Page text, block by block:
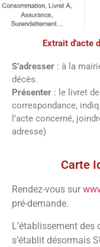
Faîtes
site en
Extrait d'acte
S’adresser : à la
décès.
Présenter : le livret
correspondance,
l’acte concerné,
adresse)
Carte
Rendez-vous sur
pré-demande.
L’établissement des
s’établit désormais